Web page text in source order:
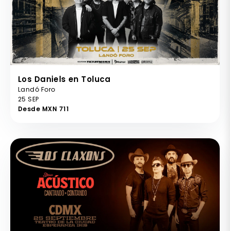
Los Daniels en Toluca
Landó Foro
25 SEP
Desde MXN 711